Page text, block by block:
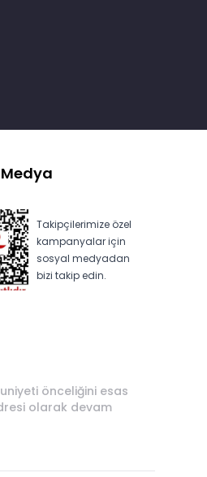
Takipçilerimize özel
kampanyalar için
sosyal medyadan
bizi takip edin.
önceliğini esas
olarak devam